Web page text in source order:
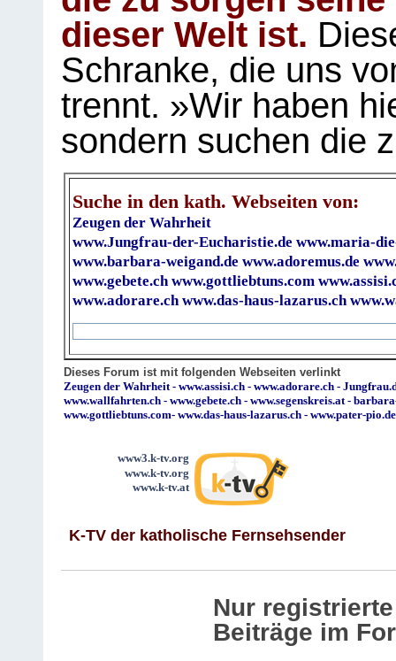
dieser Welt ist.
Schranke, die uns
trennt. »Wir haben
sondern suchen die
Suche in den kath. Webseiten von:
Zeugen der Wahrheit
www.Jungfrau-der-Eucharistie.de www.maria-
www.barbara-weigand.de www.adoremus.de
www.gebete.ch www.gottliebtuns.com
www.adorare.ch www.das-haus-lazarus.ch
Dieses Forum ist mit folgenden Webseiten verlinkt
Zeugen der Wahrheit - www.assisi.ch - www.adorare.ch -
www.wallfahrten.ch - www.gebete.ch - www.segenskreis.at -
www.gottliebtuns.com- www.das-haus-lazarus.ch - www.pater-pio.de
www3.k-tv.org
www.k-tv.org
www.k-tv.at
K-TV der katholische Fernsehsender
Nur
Beiträge im